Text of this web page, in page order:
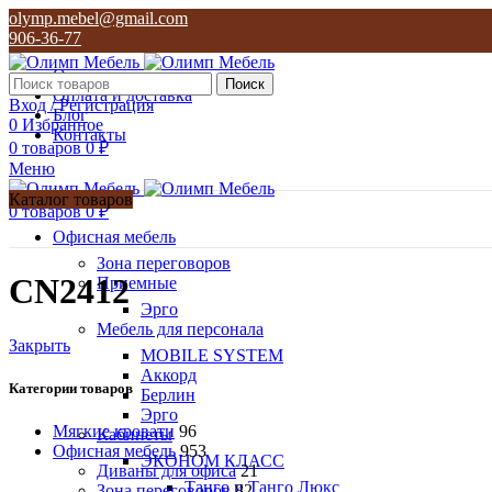
olymp.mebel@gmail.com
906-36-77
О нас
Оплата и доставка
Блог
Контакты
Поиск
Вход / Регистрация
0 Избранное
0 товаров 0₽
Меню
0товаров 0₽
Каталог товаров
Офисная мебель
Зона переговоров
Приемные
Эрго
Мебель для персонала
MOBILE SYSTEM
Аккорд
Берлин
Эрго
Кабинеты
ЭКОНОМ КЛАСС
Танго и Танго Люкс
CN2412
Закрыть
Категории товаров
Мягкие кровати 96
Офисная мебель 953
Диваны для офиса 21